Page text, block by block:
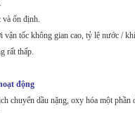
và ổn định.
tốc không gian cao, tỷ lệ nước /
rất thấp.
động
chuyển dầu nặng, oxy hóa một